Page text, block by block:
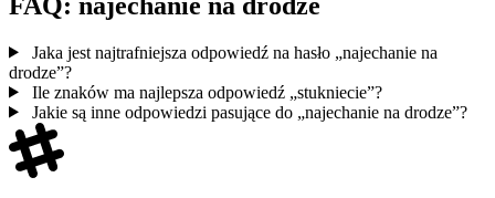
Jaka jest najtrafniejsza odpowiedź na hasło „najechanie na
drodze”?
Ile znaków ma najlepsza odpowiedź „stukniecie”?
Jakie są inne odpowiedzi pasujące do „najechanie na drodze”?